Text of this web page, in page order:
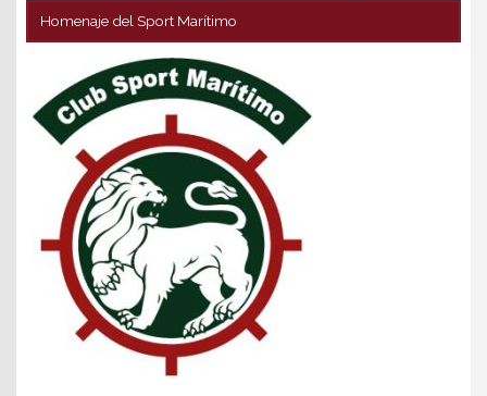
Homenaje del Sport Marítimo